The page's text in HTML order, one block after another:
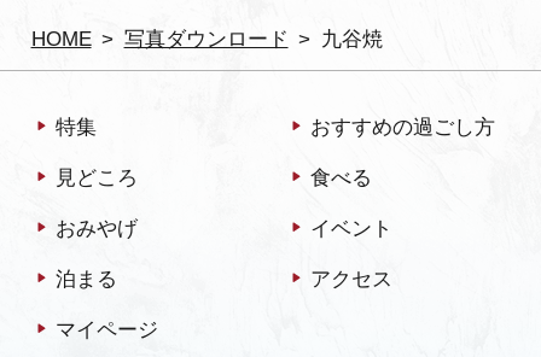
HOME 写真ダウンロード 九谷焼
特集 おすすめの過ごし方
見どころ 食べる
おみやげ イベント
泊まる アクセス
マイページ